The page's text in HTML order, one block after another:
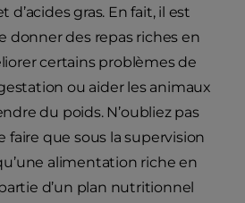
d’acides gras. En fait, il est
donner des repas riches en
certains problèmes de
ou aider les animaux
du poids. N’oubliez pas
faire que sous la supervision
alimentation riche en
d’un plan nutritionnel